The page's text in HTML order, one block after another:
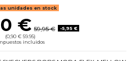
unidades en stock
€ 59,95 €
-5,95 €
(0,90 € 59.95)
incluidos